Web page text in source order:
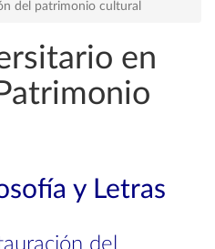
del patrimonio cultural
en
y Letras
del